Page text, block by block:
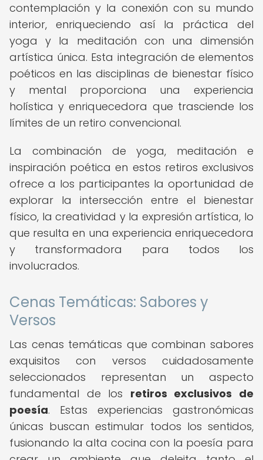
contemplación y la conexión con su mundo
interior, enriqueciendo así la práctica del
yoga y la meditación con una dimensión
artística única. Esta integración de elementos
poéticos en las disciplinas de bienestar físico
y mental proporciona una experiencia
holística y enriquecedora que trasciende los
límites de un retiro convencional.
La combinación de yoga, meditación e
inspiración poética en estos retiros exclusivos
ofrece a los participantes la oportunidad de
explorar la intersección entre el bienestar
físico, la creatividad y la expresión artística, lo
que resulta en una experiencia enriquecedora
y transformadora para todos los
involucrados.
Cenas Temáticas: Sabores y
Versos
Las cenas temáticas que combinan sabores
exquisitos con versos cuidadosamente
seleccionados representan un aspecto
fundamental de los retiros exclusivos de
poesía. Estas experiencias gastronómicas
únicas buscan estimular todos los sentidos,
fusionando la alta cocina con la poesía para